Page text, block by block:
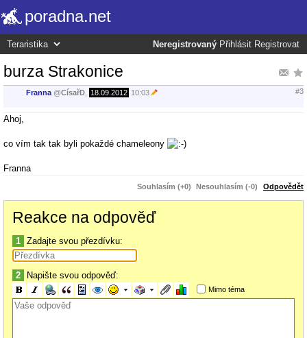
poradna.net
Neregistrovaný Přihlásit Registrovat
burza Strakonice
Franna @CísařD 18.09.2012 10:03 #3
Ahoj,
co vím tak tak byli pokaždé chameleony
Franna
Souhlasím (+0) Nesouhlasím (-0) Odpovědět
Reakce na odpověď
1 Zadajte svou přezdívku:
2 Napište svou odpověď:
Mimo téma